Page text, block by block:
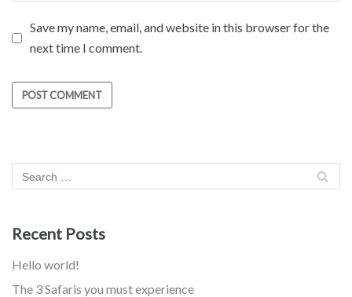
Save my name, email, and website in this browser for the
next time I comment.
Recent Posts
Hello world!
The 3 Safaris you must experience